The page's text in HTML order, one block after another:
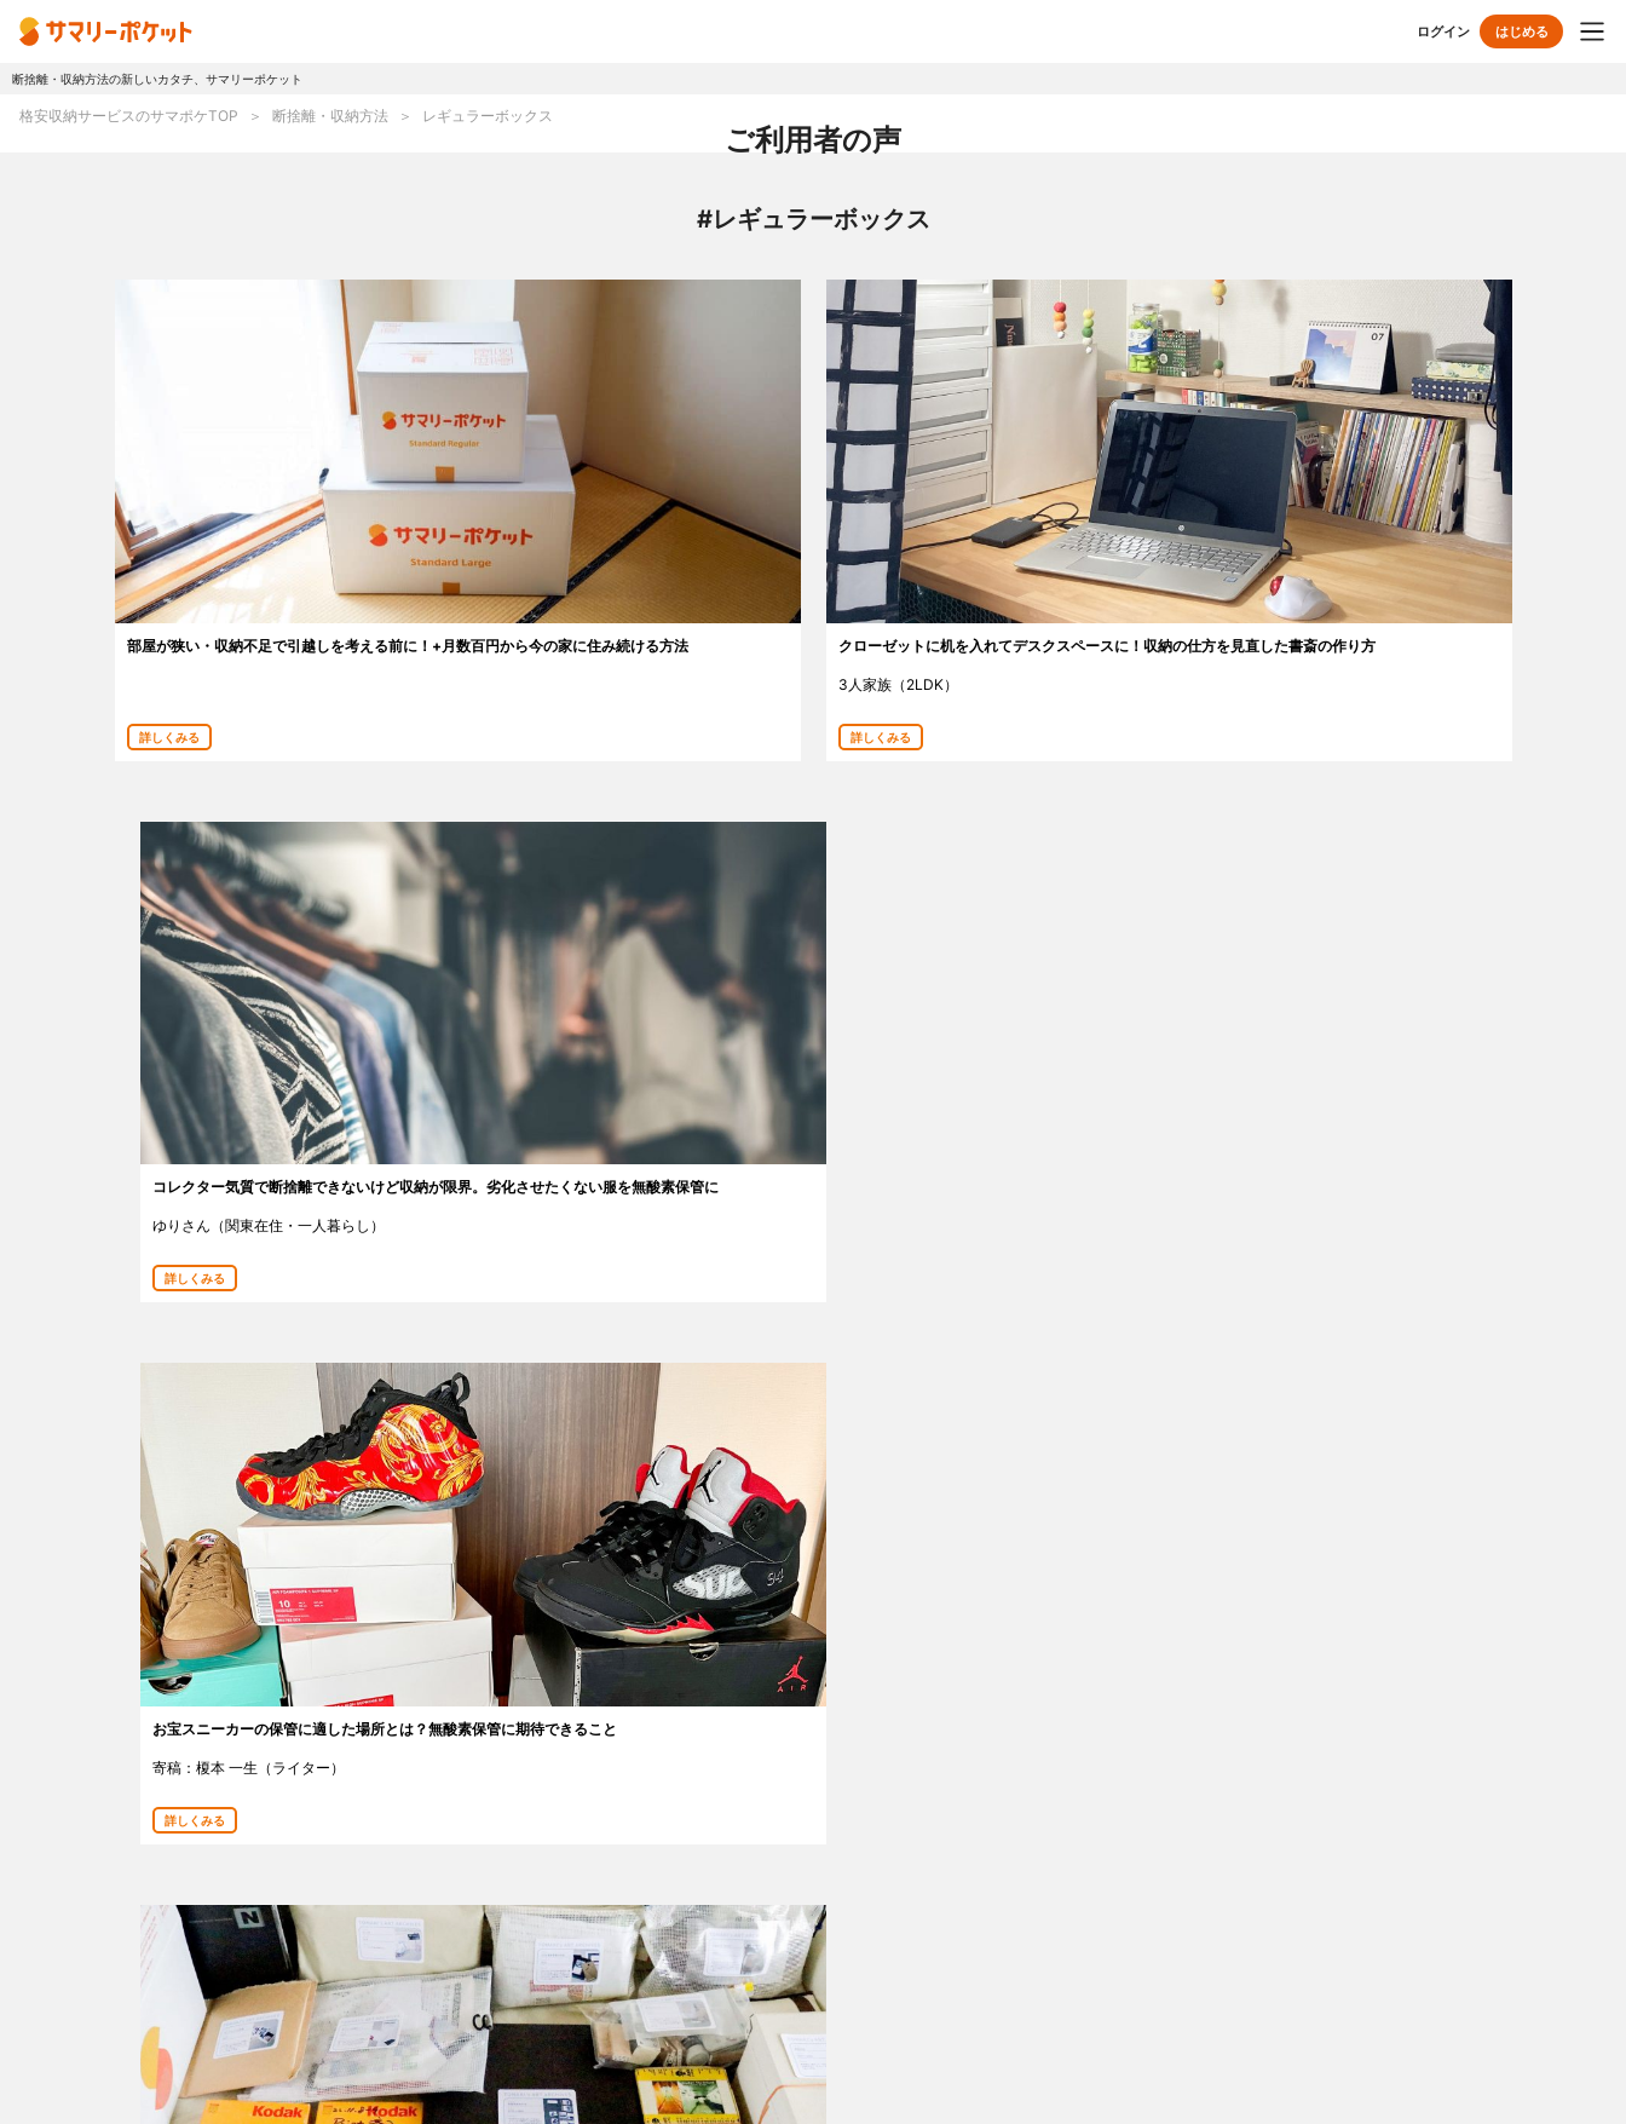
ログイン はじめる
クリーニング
布団クリーニング
シューズクリーニング
シューズリペア リユース・リサイクル
あんしんサポート
法人利用をご検討の方へ
断捨離・収納方法の新しいカタチ、サマリーポケット
格安収納サービスのサマポケTOP 断捨離・収納方法 レギュラーボックス
ご利用者の声
#レギュラーボックス
部屋が狭い・収納不足で引越しを考える前に！+月数百円から今の家に住み続ける方法
詳しくみる
クローゼットに机を入れてデスクスペースに！収納の仕方を見直した書斎の作り方
3人家族（2LDK）
詳しくみる
コレクター気質で断捨離できないけど収納が限界。劣化させたくない服を無酸素保管に
ゆりさん（関東在住・一人暮らし）
詳しくみる
お宝スニーカーの保管に適した場所とは？無酸素保管に期待できること
寄稿：榎本 一生（ライター）
詳しくみる